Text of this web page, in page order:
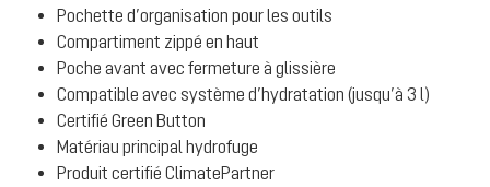
Pochette d’organisation pour les outils
Compartiment zippé en haut
Poche avant avec fermeture à glissière
Compatible avec système d’hydratation (jusqu’à 3 l)
Certifié Green Button
Matériau principal hydrofuge
Produit certifié ClimatePartner